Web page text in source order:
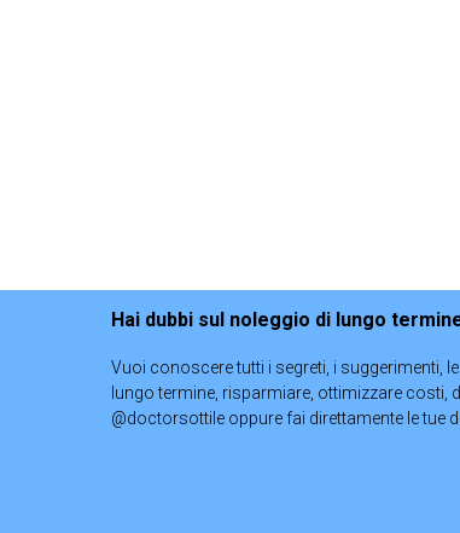
Hai dubbi sul noleggio di lungo
Vuoi conoscere tutti i segreti, i suggerimenti,
lungo termine, risparmiare, ottimizzare costi,
@doctorsottile oppure fai direttamente le tue